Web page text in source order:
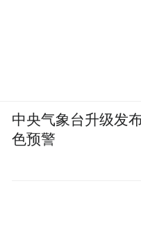
中央气象台升级发
色预警